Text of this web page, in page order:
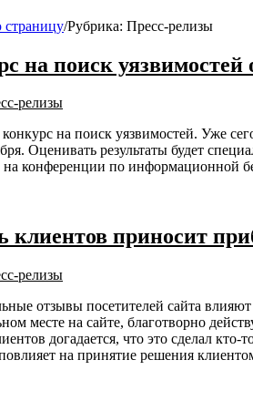
страницу/Рубрика: Пресс-релизы
на поиск уязвимостей
релизы
на поиск уязвимостей. Уже
Оценивать результаты будет
конференции по информационной
клиентов приносит
релизы
отзывы посетителей сайта
месте на сайте, благотворно
догадается, что это сделал
на принятие решения